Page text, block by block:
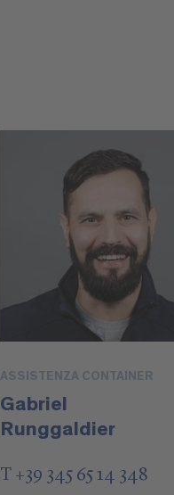
ASSISTENZA CONTAINER
Gabriel
Runggaldier
T +39 345 65 14 348